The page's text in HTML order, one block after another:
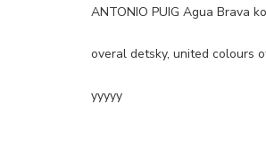
ANTONIO PUIG Agua Brava
overal detsky, united colours
yyyyy